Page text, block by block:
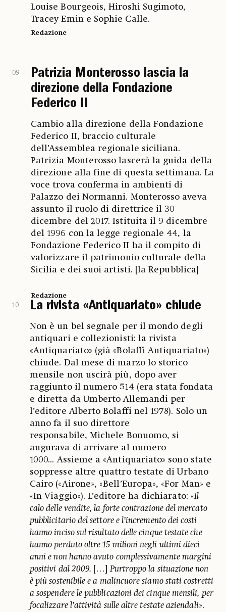
Louise Bourgeois, Hiroshi Sugimoto,
Tracey Emin e Sophie Calle.
Redazione
09
Patrizia Monterosso lascia la
direzione della Fondazione
Federico II
Cambio alla direzione della Fondazione
Federico II, braccio culturale
dell’Assemblea regionale siciliana.
Patrizia Monterosso lascerà la guida della
direzione alla fine di questa settimana. La
voce trova conferma in ambienti di
Palazzo dei Normanni. Monterosso aveva
assunto il ruolo di direttrice il 30
dicembre del 2017. Istituita il 9 dicembre
del 1996 con la legge regionale 44, la
Fondazione Federico II ha il compito di
valorizzare il patrimonio culturale della
Sicilia e dei suoi artisti. [la Repubblica]
Redazione
10
La rivista «Antiquariato» chiude
Non è un bel segnale per il mondo degli
antiquari e collezionisti: la rivista
«Antiquariato» (già «Bolaffi Antiquariato»)
chiude. Dal mese di marzo lo storico
mensile non uscirà più, dopo aver
raggiunto il numero 514 (era stata fondata
e diretta da Umberto Allemandi per
l’editore Alberto Bolaffi nel 1978). Solo un
anno fa il suo direttore
responsabile, Michele Bonuomo, si
augurava di arrivare al numero
1000... Assieme a «Antiquariato» sono state
soppresse altre quattro testate di Urbano
Cairo («Airone», «Bell’Europa», «For Man» e
«In Viaggio»). L’editore ha dichiarato: «Il
calo delle vendite, la forte contrazione del mercato
pubblicitario del settore e l’incremento dei costi
hanno inciso sul risultato delle cinque testate che
hanno perduto oltre 15 milioni negli ultimi dieci
anni e non hanno avuto complessivamente margini
positivi dal 2009.
[…]
Purtroppo la situazione non
è più sostenibile e a malincuore siamo stati costretti
a sospendere le pubblicazioni dei cinque mensili, per
focalizzare l’attività sulle altre testate aziendali».